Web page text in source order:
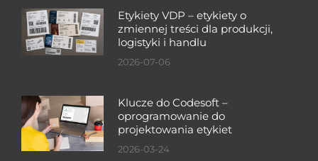
Etykiety VDP – etykiety o
zmiennej treści dla produkcji,
logistyki i handlu
2026-07-06
Klucze do Codesoft –
oprogramowanie do
projektowania etykiet
2026-03-24